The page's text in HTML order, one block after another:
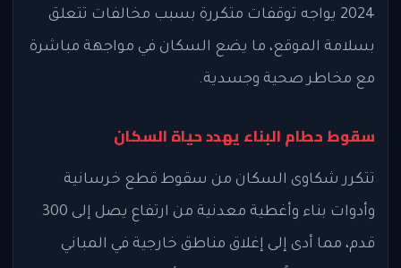
2024 يواجه توقفات متكررة بسبب مخالفات تتعلق
بسلامة الموقع، ما يضع السكان في مواجهة مباشرة
مع مخاطر صحية وجسدية.
سقوط حطام البناء يهدد حياة السكان
تتكرر شكاوى السكان من سقوط قطع خرسانية
وأدوات بناء وأغطية معدنية من ارتفاع يصل إلى 300
قدم، مما أدى إلى إغلاق مناطق خارجية في المباني